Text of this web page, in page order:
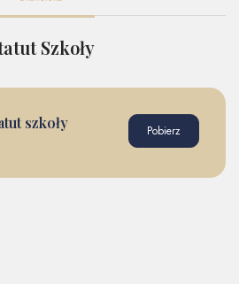
Szkoły
szkoły Pobierz